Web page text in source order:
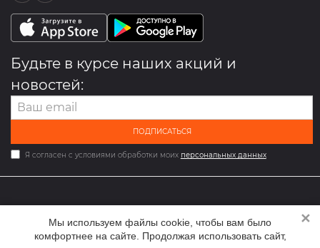
Мы используем файлы cookie, чтобы вам было
комфортнее на сайте. Продолжая использовать сайт,
✕
Будьте в курсе наших акций и
новостей:
ПОДПИСАТЬСЯ
Я согласен с условиями обработки моих персональных данных
2026 © Мультибрендовый магазин одежды и обуви med-
online.ru